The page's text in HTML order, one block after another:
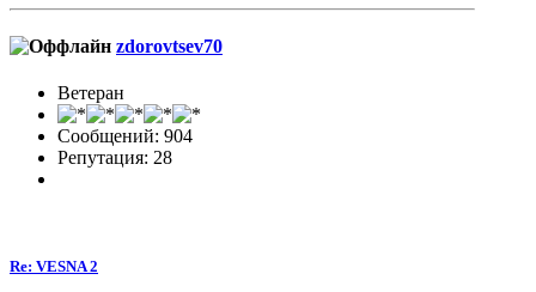
zdorovtsev70
Ветеран
Сообщений: 904
Репутация: 28
Re: VESNA 2